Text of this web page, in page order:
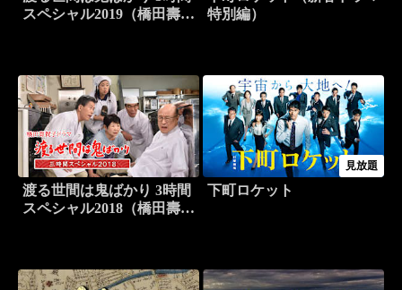
スペシャル2019（橋田壽賀
特別編）
渡る世間は鬼ばかり 3時間
スペシャル2018（橋田壽賀
見放題
下町ロケット